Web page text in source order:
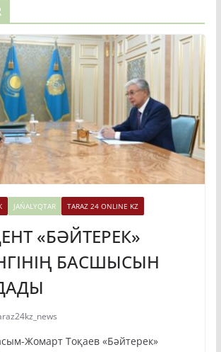
JAŃALYQTAR TARAZ 24 ONLINE KZ
«БӘЙТЕРЕК»
БАСШЫСЫН
Жомарт Тоқаев «Бәйтерек»